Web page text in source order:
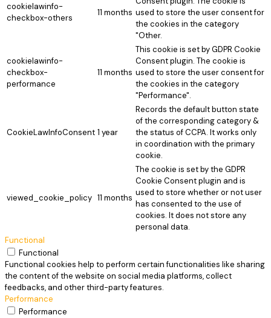
cookielawinfo-
checkbox-others
11 months used to store the user consent for
the cookies in the category
"Other.
cookielawinfo-
checkbox-
performance
11 months
This cookie is set by GDPR Cookie
Consent plugin. The cookie is
used to store the user consent for
the cookies in the category
"Performance".
CookieLawInfoConsent 1 year
Records the default button state
of the corresponding category &
the status of CCPA. It works only
in coordination with the primary
cookie.
viewed_cookie_policy 11 months
The cookie is set by the GDPR
Cookie Consent plugin and is
used to store whether or not user
has consented to the use of
cookies. It does not store any
personal data.
Functional
Functional
Functional cookies help to perform certain functionalities like sharing
the content of the website on social media platforms, collect
feedbacks, and other third-party features.
Performance
Performance